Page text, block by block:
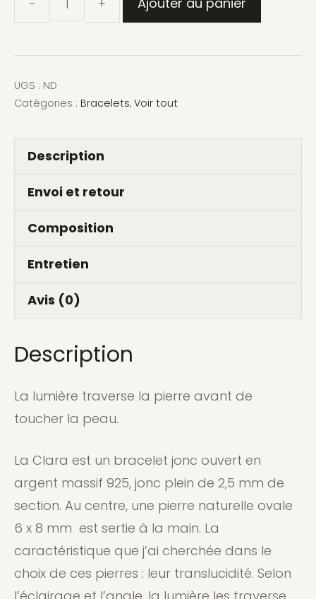
quantité
Bracelet
fin
et
UGS : ND
Catégories : Bracelets, Voir tout
Description
Envoi et retour
Composition
Entretien
Avis (0)
Description
La lumière traverse la pierre avant de
toucher la peau.
La Clara est un bracelet jonc ouvert en
argent massif 925, jonc plein de 2,5 mm de
section. Au centre, une pierre naturelle ovale
6 x 8 mm est sertie à la main. La
caractéristique que j’ai cherchée dans le
choix de ces pierres : leur translucidité. Selon